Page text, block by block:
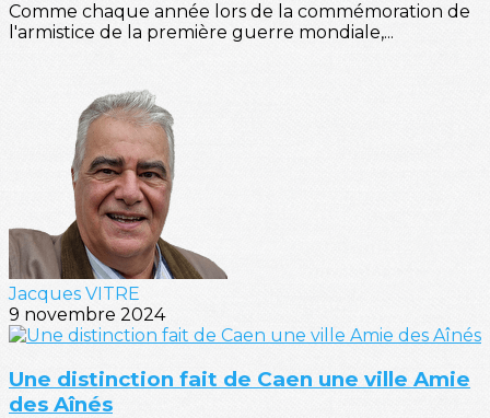
Comme chaque année lors de la commémoration de
l'armistice de la première guerre mondiale,...
Jacques VITRE
9 novembre 2024
Une distinction fait de Caen une ville Amie
des Aînés